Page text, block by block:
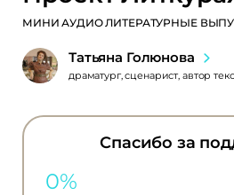
МИНИ АУДИО ЛИТЕРАТУРНЫЕ
Татьяна Голюнова
драматург, сценарист, автор
Спасибо за
0%